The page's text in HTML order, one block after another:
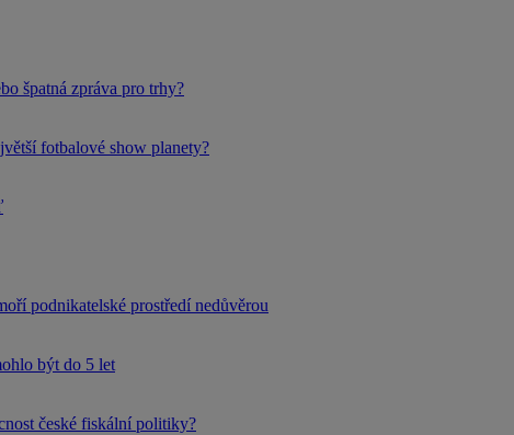
špatná zpráva pro trhy?
fotbalové show planety?
podnikatelské prostředí nedůvěrou
být do 5 let
české fiskální politiky?